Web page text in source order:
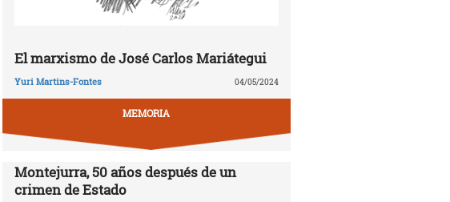
El marxismo de José Carlos Mariátegui
Yuri Martins-Fontes 04/05/2024
MEMORIA
Montejurra, 50 años después de un
crimen de Estado